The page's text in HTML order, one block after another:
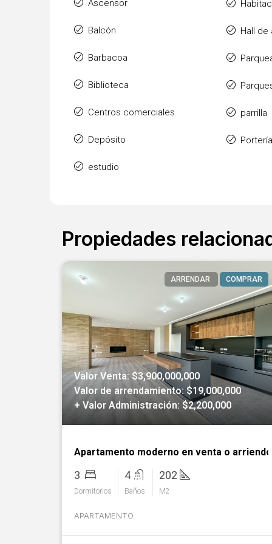
Ascensor
Balcón
Barbacoa
Biblioteca
Centros comerciales
Depósito
estudio
Hall de
parrilla
Portería
Propiedades
ARRENDAR COMPRAR
Valor Venta: $3,900,000,000
Valor de arrendamiento: $19,000,000
+ Valor Administración: $2,200,000
Apartamento moderno en venta o
3
Dormitorios
4
Baños
202
M2
APARTAMENTO